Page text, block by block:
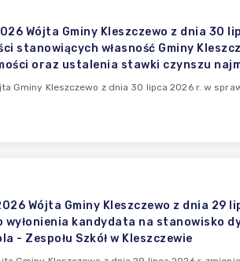
Wójta Gminy Kleszczewo z dnia
stanowiących własność Gminy
oraz ustalenia stawki czynszu
Gminy Kleszczewo z dnia 30 lipca 2026 r. w
Wójta Gminy Kleszczewo z dnia
wyłonienia kandydata na stanowisko
- Zespołu Szkół w Kleszczewie